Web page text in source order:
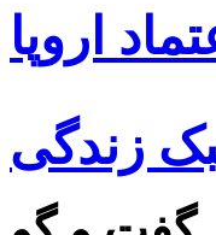
اروپا
زندگی